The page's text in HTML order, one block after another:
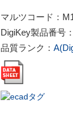
マルツコード：
DigiKey製品番号：
品質ランク：